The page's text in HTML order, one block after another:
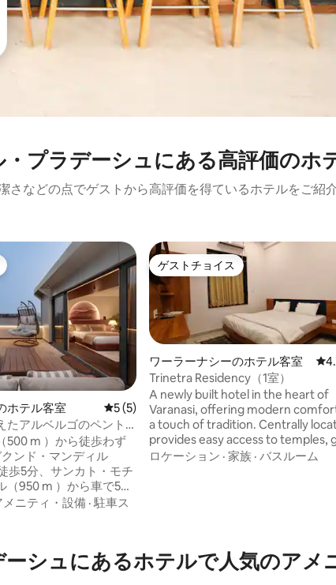
・プラデーシュにある高⁠評⁠価⁠のホ⁠
さなどの点でゲストから高評価を得ているホテルをご紹介
星の平均評価
ホテル客室 レビュー5件、5つ星中5つ星の平均評価
5 (5)
たアルベルゴのペント
500 m ）から徒歩わず
ンド・マンディル
歩5分、サンカト・モチ
（950 m ）から車で5
5分（2.5 km ）の場所
う豪華なオアシスが
、サラウンドサウンド
備えた600平方フィート
メニティ・設備 ·駐車ス
ゲストチョイス
ゲストチョイス
ワーラーナシーのホテル客室 レ
Trinetra Residency（1室）
A newly built hotel in the heart of
Varanasi, offering modern
a touch of tradition. Centrally
provides easy access to temples,
and city attractions, making it ideal
ロケーション · 家族 · バスルーム
シュにあるホ⁠テ⁠ル⁠で人⁠気⁠のア⁠メ⁠